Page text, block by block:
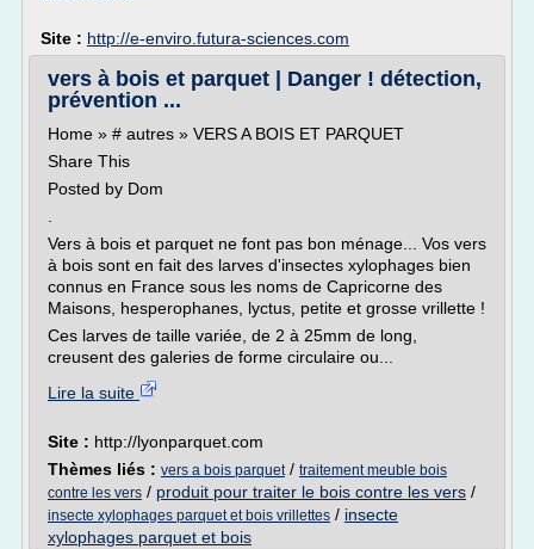
Site : http://e-enviro.futura-sciences.com
vers à bois et parquet | Danger ! détection,
prévention ...
Home » # autres » VERS A BOIS ET PARQUET
Share This
Posted by Dom
Vers à bois et parquet ne font pas bon ménage... Vos vers
à bois sont en fait des larves d'insectes xylophages bien
connus en France sous les noms de Capricorne des
Maisons, hesperophanes, lyctus, petite et grosse vrillette !
Ces larves de taille variée, de 2 à 25mm de long,
creusent des galeries de forme circulaire ou...
Lire la suite
Site : http://lyonparquet.com
Thèmes liés : vers a bois parquet/ traitement meuble bois
contre les vers / produit pour traiter le bois contre les vers /
insecte xylophages parquet et bois vrillettes / insecte
xylophages parquet et bois